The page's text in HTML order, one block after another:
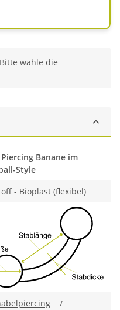
wähle die
Banane im
Style
- Bioplast (flexibel)
/